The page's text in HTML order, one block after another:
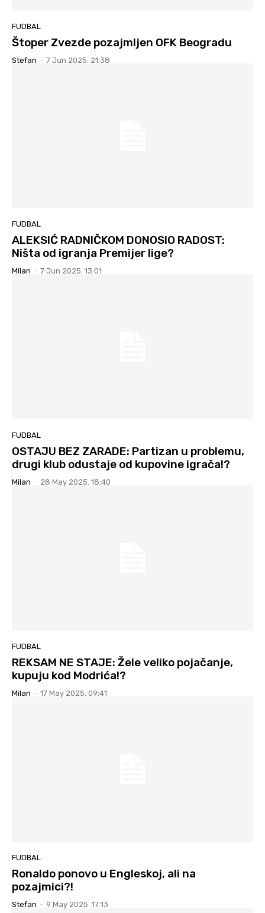
FUDBAL
Štoper Zvezde pozajmljen OFK Beogradu
Stefan - 7 Jun 2025. 21:38
FUDBAL
ALEKSIĆ RADNIČKOM DONOSIO RADOST:
Ništa od igranja Premijer lige?
Milan - 7 Jun 2025. 13:01
FUDBAL
OSTAJU BEZ ZARADE: Partizan u problemu,
drugi klub odustaje od kupovine igrača!?
Milan - 28 May 2025. 18:40
FUDBAL
REKSAM NE STAJE: Žele veliko pojačanje,
kupuju kod Modrića!?
Milan - 17 May 2025. 09:41
FUDBAL
Ronaldo ponovo u Engleskoj, ali na
pozajmici?!
Stefan - 9 May 2025. 17:13